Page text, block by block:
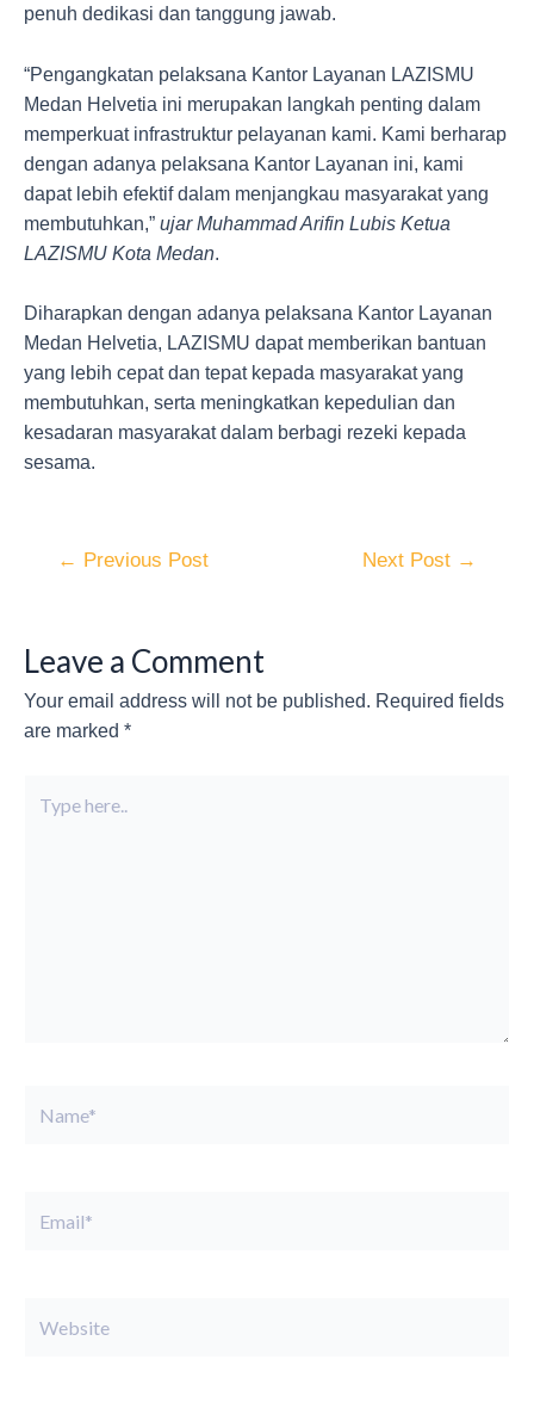
penuh dedikasi dan tanggung jawab.
“Pengangkatan pelaksana Kantor Layanan LAZISMU
Medan Helvetia ini merupakan langkah penting dalam
memperkuat infrastruktur pelayanan kami. Kami berharap
dengan adanya pelaksana Kantor Layanan ini, kami
dapat lebih efektif dalam menjangkau masyarakat yang
membutuhkan,” ujar Muhammad Arifin Lubis Ketua
LAZISMU Kota Medan.
Diharapkan dengan adanya pelaksana Kantor Layanan
Medan Helvetia, LAZISMU dapat memberikan bantuan
yang lebih cepat dan tepat kepada masyarakat yang
membutuhkan, serta meningkatkan kepedulian dan
kesadaran masyarakat dalam berbagi rezeki kepada
sesama.
← Previous Post Next Post →
Leave a Comment
Your email address will not be published. Required fields
are marked *
here..